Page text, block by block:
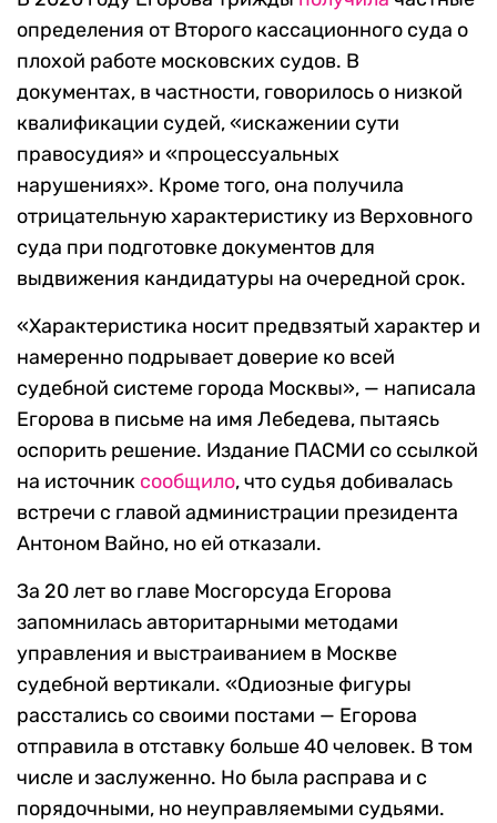
определения от Второго кассационного суда о
плохой работе московских судов. В
документах, в частности, говорилось о низкой
квалификации судей, «искажении сути
правосудия» и «процессуальных
нарушениях». Кроме того, она получила
отрицательную характеристику из Верховного
суда при подготовке документов для
выдвижения кандидатуры на очередной срок.
«Характеристика носит предвзятый характер и
намеренно подрывает доверие ко всей
судебной системе города Москвы», — написала
Егорова в письме на имя Лебедева, пытаясь
оспорить решение. Издание ПАСМИ со ссылкой
на источник сообщило, что судья добивалась
встречи с главой администрации президента
Антоном Вайно, но ей отказали.
За 20 лет во главе Мосгорсуда Егорова
запомнилась авторитарными методами
управления и выстраиванием в Москве
судебной вертикали. «Одиозные фигуры
расстались со своими постами — Егорова
отправила в отставку больше 40 человек. В том
числе и заслуженно. Но была расправа и с
порядочными, но неуправляемыми судьями.